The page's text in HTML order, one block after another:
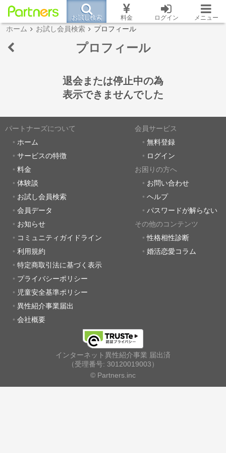
お試し検索 料金 ログイン メニュー
ホーム お試し会員検索 プロフィール
プロフィール
退会または停止中の為
表示できませんでした
パートナーズについて
ホーム
サービスの特徴
料金
体験談
お試し会員検索
会員データ
お知らせ
コミュニティガイドライン
利用規約
特定商取引法に基づく表示
プライバシーポリシー
児童安全基準ポリシー
異性紹介事業届出
会社概要
会員サービス
無料登録
ログイン
お困りの方へ
お問い合わせ
ヘルプ
パスワードが解らない
その他のコンテンツ
性格相性診断
婚活恋愛コラム
インターネット異性紹介事業 届出済
（受理番号: 30120019003）
© Partners.inc